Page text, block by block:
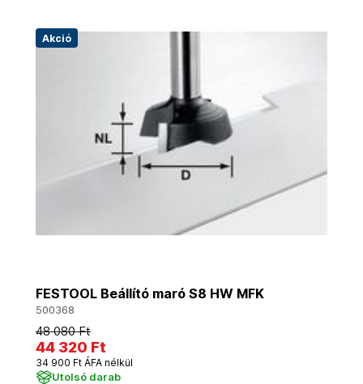
Akció
FESTOOL Beállító maró S8 HW MFK
500368
48 080 Ft
44 320 Ft
34 900 Ft ÁFA nélkül
Utolsó darab